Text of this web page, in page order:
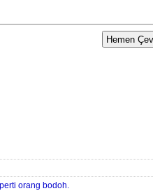
orang bodoh.